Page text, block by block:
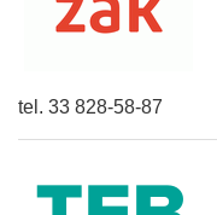
tel. 33 828-58-87